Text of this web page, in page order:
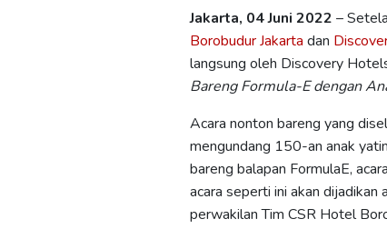
Jakarta, 04 Juni 2022 –
Borobudur Jakarta dan
langsung oleh Discovery
Bareng Formula-E dengan
Acara nonton bareng yang
mengundang 150-an anak
bareng balapan FormulaE,
acara seperti ini akan
perwakilan Tim CSR Hotel